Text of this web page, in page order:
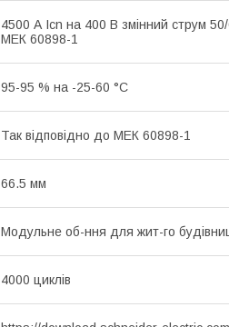
4500 А Icn на 400 В змінний струм
МЕК 60898-1
95-95 % на -25-60 °C
Так відповідно до МЕК 60898-1
66.5 мм
Модульне об-ння для жит-го
4000 циклів